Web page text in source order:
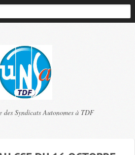
Syndicats Autonomes à TDF